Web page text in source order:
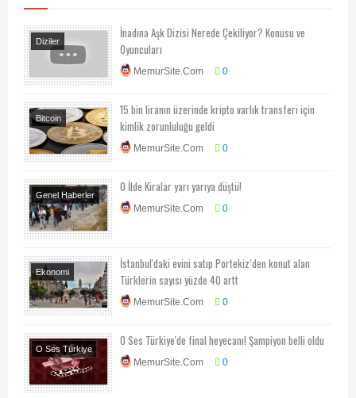
Diziler
İnadına Aşk Dizisi Nerede Çekiliyor? Konusu ve
Oyuncuları
MemurSite.Com 0
Bitcoin
Ekonomi
Ekonomi-Piyasa-
15 bin liranın üzerinde kripto varlık transferi için
kimlik zorunluluğu geldi
MemurSite.Com 0
Genel Haberler
O İlde Kiralar yarı yarıya düştü!
MemurSite.Com 0
Ekonomi
Ekonomi-Piyasa-
Kampanya
Genel
İstanbul'daki evini satıp Portekiz’den konut alan
Türklerin sayısı yüzde 40 artt
MemurSite.Com 0
O Ses Türkiye
Televizyon
Yarışma
O Ses Türkiye'de final heyecanı! Şampiyon belli oldu
MemurSite.Com 0